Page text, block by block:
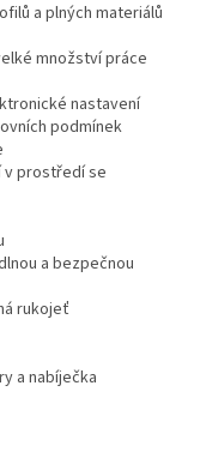
a plných materiálů
množství práce
nastavení
podmínek
v prostředí se
a bezpečnou
rukojeť
a nabíječka